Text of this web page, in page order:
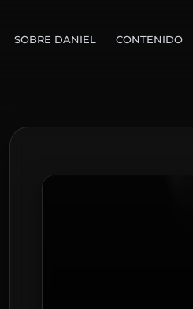
SOBRE DANIEL CONTENIDO